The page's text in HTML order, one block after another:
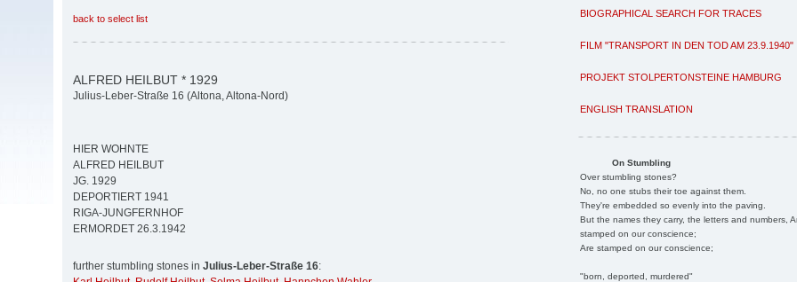
BIOGRAPHICAL SEARCH FOR TRACES
FILM "TRANSPORT IN DEN TOD AM 23.9.1940"
PROJEKT STOLPERTONSTEINE HAMBURG
ENGLISH TRANSLATION
On Stumbling
Over stumbling stones?
No, no one stubs their toe against them.
They're embedded so evenly into the paving.
But the names they carry, the letters and numbers,
stamped on our conscience;
Are stamped on our conscience;
"born, deported, murdered"
back to select list
ALFRED HEILBUT * 1929
Julius-Leber-Straße 16 (Altona, Altona-Nord)
HIER WOHNTE
ALFRED HEILBUT
JG. 1929
DEPORTIERT 1941
RIGA-JUNGFERNHOF
ERMORDET 26.3.1942
further stumbling stones in Julius-Leber-Straße 16: